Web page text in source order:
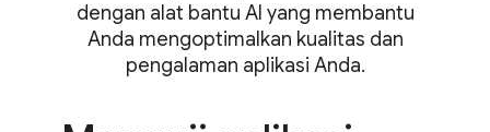
dengan alat bantu AI yang membantu
Anda mengoptimalkan kualitas dan
pengalaman aplikasi Anda.